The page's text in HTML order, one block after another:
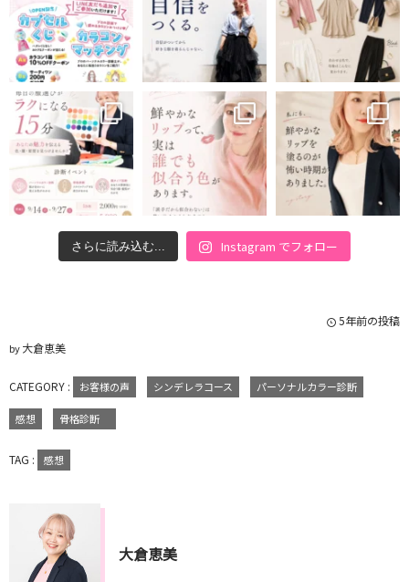
さらに読み込む... Instagram でフォロー
5年前の投稿
by大倉恵美
CATEGORY : お客様の声 シンデレラコース パーソナルカラー診断
感想 骨格診断
TAG : 感想
大倉恵美